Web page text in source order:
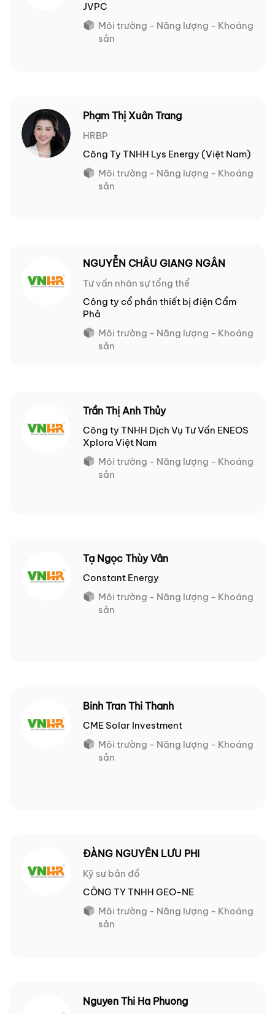
JVPC
Môi trường - Năng lượng - Khoáng
sản
Phạm Thị Xuân Trang
HRBP
Công Ty TNHH Lys Energy (Việt Nam)
Môi trường - Năng lượng - Khoáng
sản
NGUYỄN CHÂU GIANG NGÂN
Tư vấn nhân sự tổng thể
Công ty cổ phần thiết bị điện Cẩm
Phả
Môi trường - Năng lượng - Khoáng
sản
Trần Thị Anh Thủy
Công ty TNHH Dịch Vụ Tư Vấn ENEOS
Xplora Việt Nam
Môi trường - Năng lượng - Khoáng
sản
Tạ Ngọc Thùy Vân
Constant Energy
Môi trường - Năng lượng - Khoáng
sản
Binh Tran Thi Thanh
CME Solar Investment
Môi trường - Năng lượng - Khoáng
sản
ĐÀNG NGUYÊN LƯU PHI
Kỹ sư bản đồ
CÔNG TY TNHH GEO-NE
Môi trường - Năng lượng - Khoáng
sản
Nguyen Thi Ha Phuong